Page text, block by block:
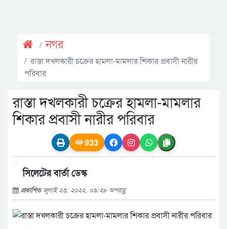
নগর
রাস্তা দখলকারী চক্রের হামলা-মামলার শিকার প্রবাসী নারীর
পরিবার
রাস্তা দখলকারী চক্রের হামলা-মামলার
শিকার প্রবাসী নারীর পরিবার
933
সিলেটের বার্তা ডেস্ক
প্রকাশিতজুলাই ২৩, ২০২২, ০৯:২৮ অপরাহ্ণ